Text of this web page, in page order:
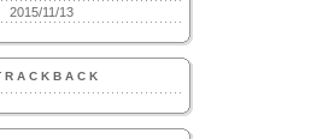
2015/11/13